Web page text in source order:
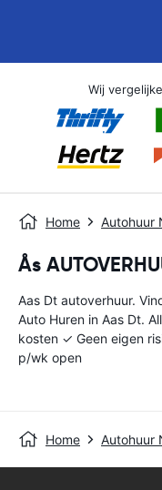
Wij
Home Autohuur
Ås
Aas Dt autoverhuur.
Auto Huren in Aas Dt.
kosten ✓ Geen eigen
p/wk open
Home Autohuur